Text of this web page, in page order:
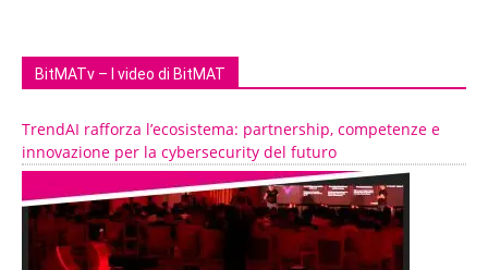
BitMATv – I video di BitMAT
TrendAI rafforza l’ecosistema: partnership, competenze e
innovazione per la cybersecurity del futuro